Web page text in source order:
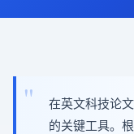
在英文科技论
的关键工具。